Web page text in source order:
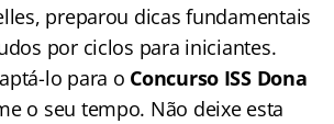
preparou dicas fundamentais
por ciclos para iniciantes.
lo para o Concurso ISS Dona
o seu tempo. Não deixe esta